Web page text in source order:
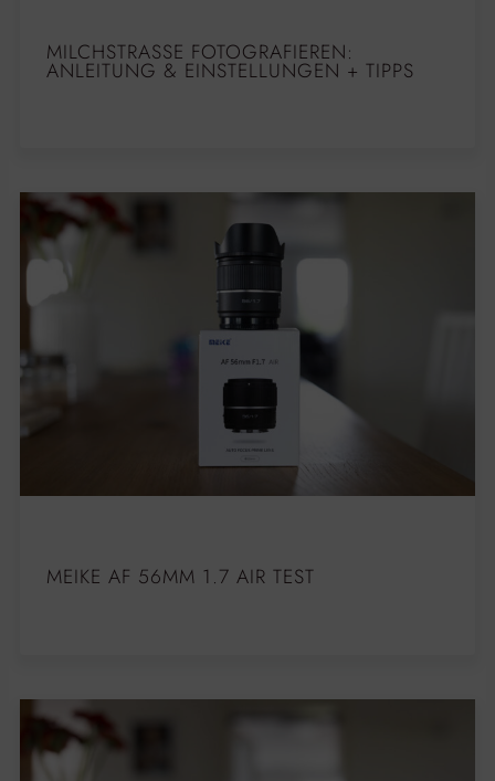
MILCHSTRASSE FOTOGRAFIEREN: A
NLEITUNG & EINSTELLUNGEN + TIPPS
MEIKE AF 56MM 1.7 AIR TEST